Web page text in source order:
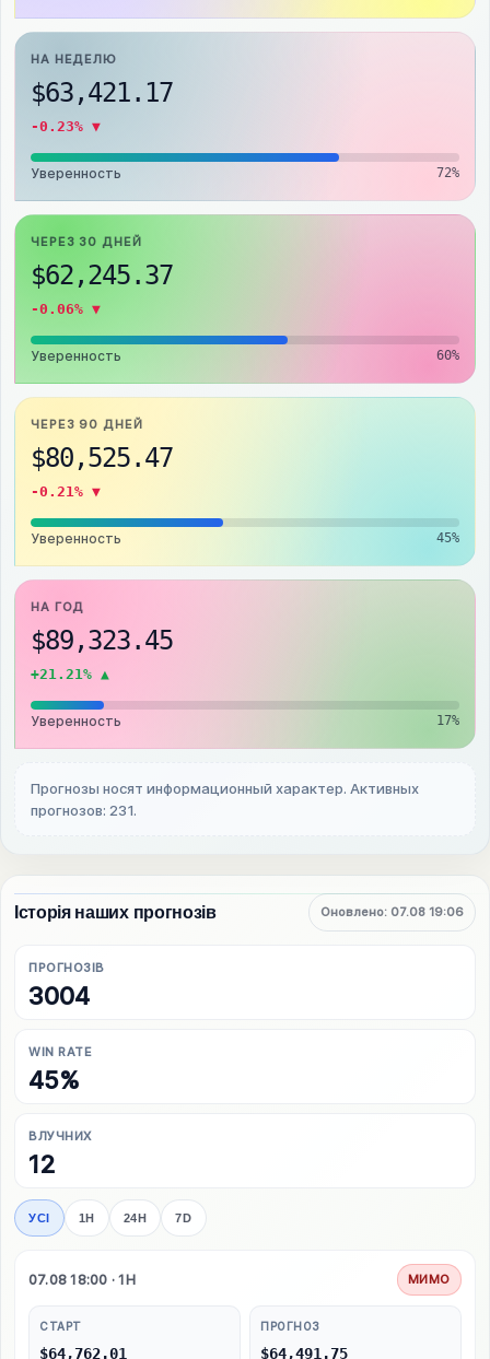
НА НЕДЕЛЮ
$63,421.17
-0.23% ▼
Уверенность 72%
ЧЕРЕЗ 30 ДНЕЙ
$62,245.37
-0.06% ▼
Уверенность 60%
ЧЕРЕЗ 90 ДНЕЙ
$80,525.47
-0.21% ▼
Уверенность 45%
НА ГОД
$89,323.45
+21.21% ▲
Уверенность 17%
Прогнозы носят информационный характер. Активных
прогнозов: 231.
Історія наших прогнозів Оновлено: 07.08 19:06
ПРОГНОЗІВ
3004
WIN RATE
45%
ВЛУЧНИХ
12
УСІ 1H 24H 7D
07.08 18:00 · 1H МИМО
СТАРТ
$64,762.01
ПРОГНОЗ
$64,491.75